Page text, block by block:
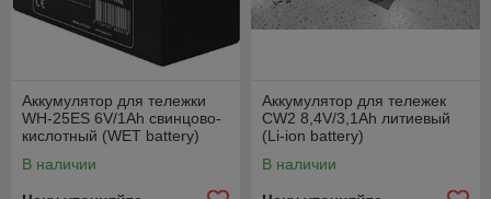
Аккумулятор для тележки
WH-25ES 6V/1Ah свинцово-
кислотный (WET battery)
В наличии
Аккумулятор для тележек
CW2 8,4V/3,1Ah литиевый
(Li-ion battery)
В наличии